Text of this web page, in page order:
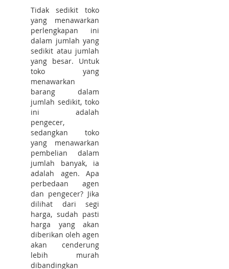
Tidak sedikit toko
yang menawarkan
perlengkapan ini
dalam jumlah yang
sedikit atau jumlah
yang besar. Untuk
toko yang
menawarkan
barang dalam
jumlah sedikit, toko
ini adalah
pengecer,
sedangkan toko
yang menawarkan
pembelian dalam
jumlah banyak, ia
adalah agen. Apa
perbedaan agen
dan pengecer? Jika
dilihat dari segi
harga, sudah pasti
harga yang akan
diberikan oleh agen
akan cenderung
lebih murah
dibandingkan